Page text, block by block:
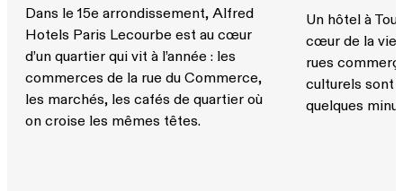
Dans le 15e arrondissement, Alfred
Hotels Paris Lecourbe est au cœur
d’un quartier qui vit à l’année : les
commerces de la rue du Commerce,
les marchés, les cafés de quartier où
on croise les mêmes têtes.
Un hôtel à
cœur de la vie
rues
culturels sont
quelques